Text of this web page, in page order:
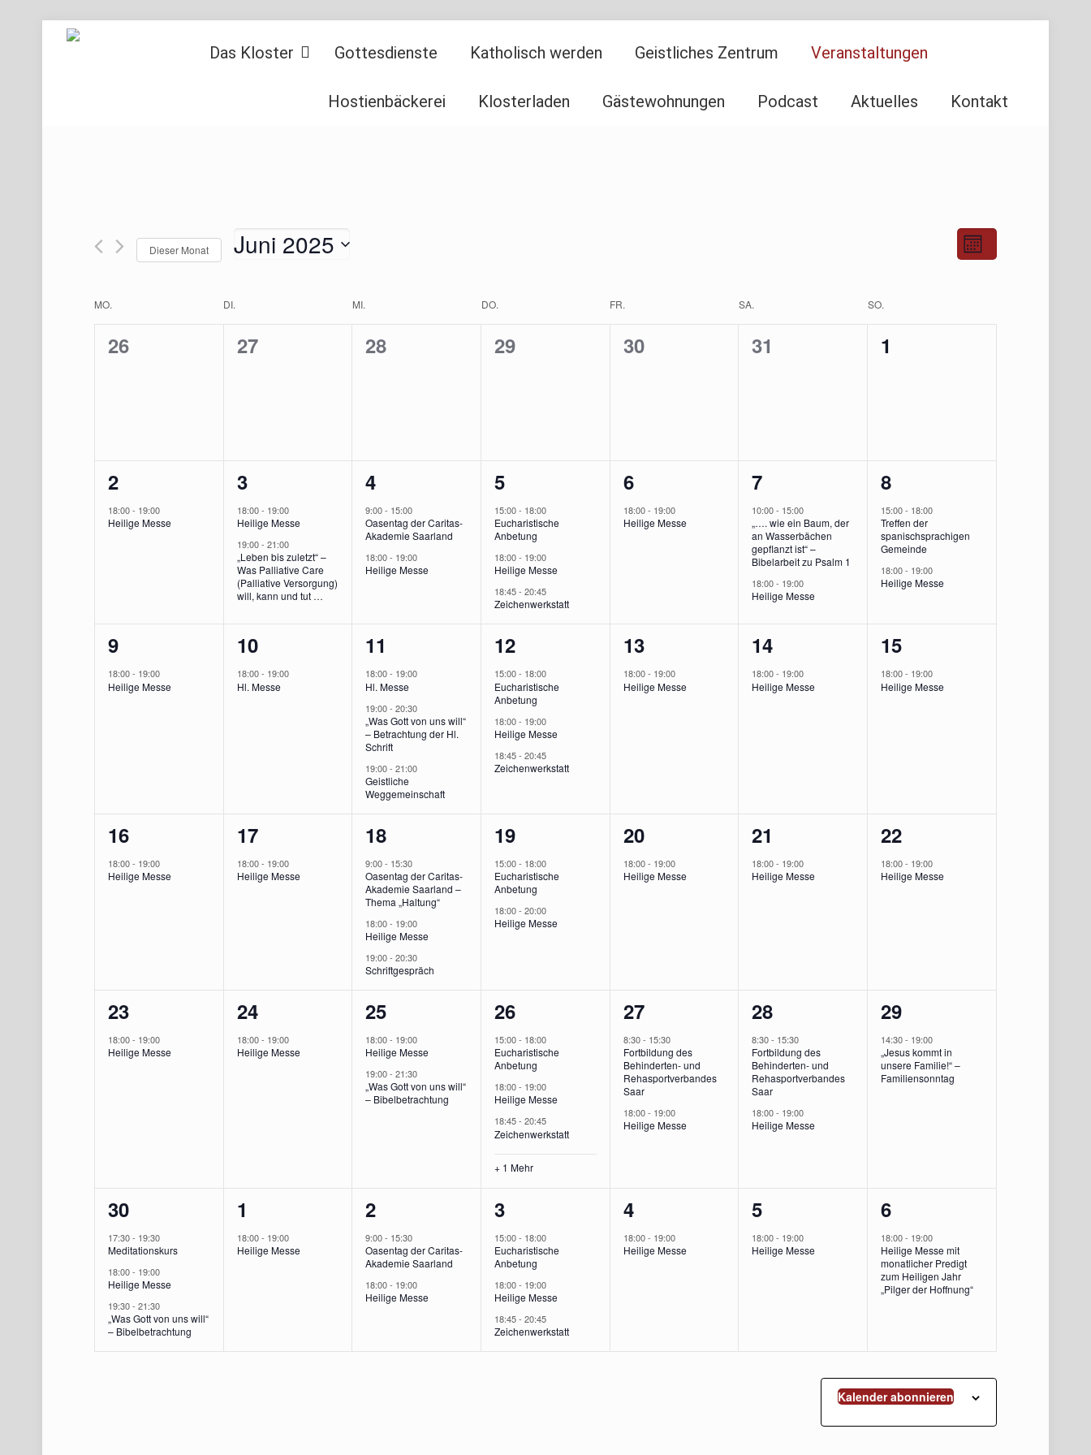
Das Kloster Gottesdienste Katholisch werden Geistliches Zentrum Veranstaltungen
Hostienbäckerei Klosterladen Gästewohnungen Podcast Aktuelles Kontakt
Ansichten-
Navigation
Ansichten-
Monat
Dieser Monat Juni 2025
Kalender
von
MO. DI. MI. DO. FR. SA. SO.
0
26
0
27
0
28
0
29
0
30
0
31
0
1
1
Veranstaltung,
2
18:00- 19:00
Heilige Messe
2
Veranstaltungen,
3
18:00- 19:00
Heilige Messe
19:00- 21:00
„Leben bis zuletzt“ –
Was Palliative Care
(Palliative Versorgung)
will, kann und tut …
2
Veranstaltungen,
4
9:00- 15:00
Oasentag der Caritas-
Akademie Saarland
18:00- 19:00
Heilige Messe
3
Veranstaltungen,
5
15:00- 18:00
Eucharistische
Anbetung
18:00- 19:00
Heilige Messe
18:45-20:45
Zeichenwerkstatt
1
Veranstaltung,
6
18:00- 19:00
Heilige Messe
2
Veranstaltungen,
7
10:00- 15:00
„…. wie ein Baum, der
an Wasserbächen
gepflanzt ist“ –
Bibelarbeit zu Psalm 1
18:00- 19:00
Heilige Messe
2
Veranstaltungen,
8
15:00- 18:00
Treffen der
spanischsprachigen
Gemeinde
18:00- 19:00
Heilige Messe
1
Veranstaltung,
9
18:00- 19:00
Heilige Messe
1
Veranstaltung,
10
18:00- 19:00
Hl. Messe
3
Veranstaltungen,
11
18:00- 19:00
Hl. Messe
19:00-20:30
„Was Gott von uns will“
– Betrachtung der Hl.
Schrift
19:00-21:00
Geistliche
Weggemeinschaft
3
Veranstaltungen,
12
15:00- 18:00
Eucharistische
Anbetung
18:00- 19:00
Heilige Messe
18:45-20:45
Zeichenwerkstatt
1
Veranstaltung,
13
18:00- 19:00
Heilige Messe
1
Veranstaltung,
14
18:00- 19:00
Heilige Messe
1
Veranstaltung,
15
18:00- 19:00
Heilige Messe
1
Veranstaltung,
16
18:00- 19:00
Heilige Messe
1
Veranstaltung,
17
18:00- 19:00
Heilige Messe
3
Veranstaltungen,
18
9:00- 15:30
Oasentag der Caritas-
Akademie Saarland –
Thema „Haltung“
18:00- 19:00
Heilige Messe
19:00-20:30
Schriftgespräch
2
Veranstaltungen,
19
15:00- 18:00
Eucharistische
Anbetung
18:00-20:00
Heilige Messe
1
Veranstaltung,
20
18:00- 19:00
Heilige Messe
1
Veranstaltung,
21
18:00- 19:00
Heilige Messe
1
Veranstaltung,
22
18:00- 19:00
Heilige Messe
1
Veranstaltung,
23
18:00- 19:00
Heilige Messe
1
Veranstaltung,
24
18:00- 19:00
Heilige Messe
2
Veranstaltungen,
25
18:00- 19:00
Heilige Messe
19:00-21:30
„Was Gott von uns will“
– Bibelbetrachtung
4
Veranstaltungen,
26
15:00- 18:00
Eucharistische
Anbetung
18:00- 19:00
Heilige Messe
18:45-20:45
Zeichenwerkstatt
+ 1 Mehr
2
Veranstaltungen,
27
8:30- 15:30
Fortbildung des
Behinderten- und
Rehasportverbandes
Saar
18:00- 19:00
Heilige Messe
2
Veranstaltungen,
28
8:30- 15:30
Fortbildung des
Behinderten- und
Rehasportverbandes
Saar
18:00- 19:00
Heilige Messe
1
Veranstaltung,
29
14:30- 19:00
„Jesus kommt in
unsere Familie!“ –
Familiensonntag
3
Veranstaltungen,
30
17:30- 19:30
Meditationskurs
18:00- 19:00
Heilige Messe
19:30-21:30
„Was Gott von uns will“
– Bibelbetrachtung
1
Veranstaltung,
1
18:00- 19:00
Heilige Messe
2
Veranstaltungen,
2
9:00- 15:30
Oasentag der Caritas-
Akademie Saarland
18:00- 19:00
Heilige Messe
3
Veranstaltungen,
3
15:00- 18:00
Eucharistische
Anbetung
18:00- 19:00
Heilige Messe
18:45-20:45
Zeichenwerkstatt
1
Veranstaltung,
4
18:00- 19:00
Heilige Messe
1
Veranstaltung,
5
18:00- 19:00
Heilige Messe
1
Veranstaltung,
6
18:00- 19:00
Heilige Messe mit
monatlicher Predigt
zum Heiligen Jahr
„Pilger der Hoffnung“
Kalender abonnieren